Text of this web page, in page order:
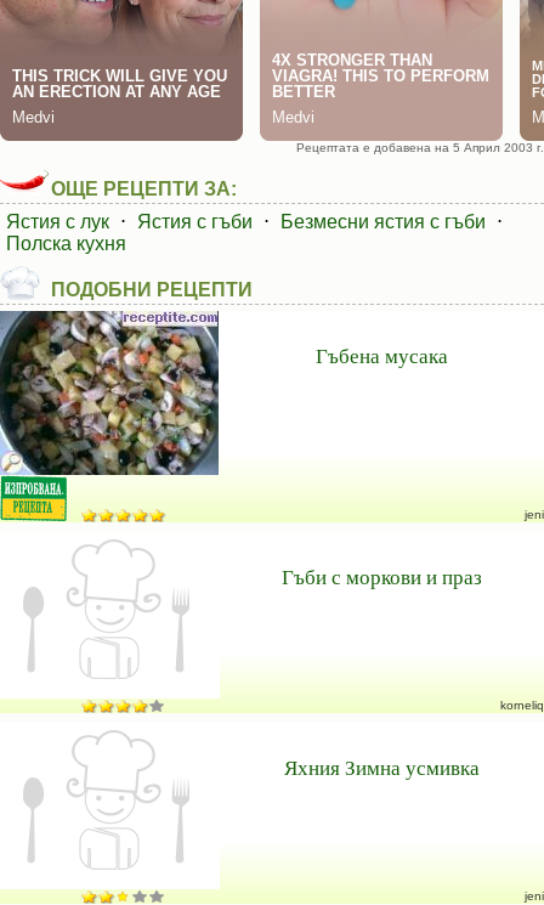
Рецептата е добавена на 5 Април 2003 г.
ОЩЕ РЕЦЕПТИ ЗА:
Ястия с лук ⋅ Ястия с гъби ⋅ Безмесни ястия с гъби
⋅
Полска кухня
ПОДОБНИ РЕЦЕПТИ
Гъбена мусака
jeni
Гъби с моркови и праз
korneliq
Яхния Зимна усмивка
jeni